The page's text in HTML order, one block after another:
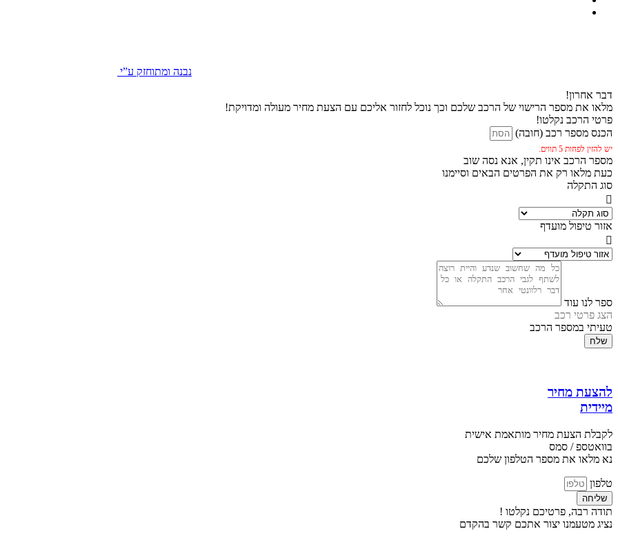
נבנה ומתוחזק ע”י
דבר אחרון!
מלאו את מספר הרישוי של הרכב שלכם וכך נוכל לחזור אליכם עם הצעת מחיר מעולה ומדויקת!
פרטי הרכב נקלטו!
הכנס מספר רכב (חובה)
יש להזין לפחות 5 תווים.
מספר הרכב אינו תקין, אנא נסה שוב
כעת מלאו רק את הפרטים הבאים וסיימנו
סוג התקלה
אזור טיפול מועדף
ספר לנו עוד
הצג פרטי רכב
טעיתי במספר הרכב
שלח
להצעת מחיר
מיידית
לקבלת הצעת מחיר מותאמת אישית
בוואטספ / סמס
נא מלאו את מספר הטלפון שלכם
טלפון
שליחה
תודה רבה, פרטיכם נקלטו !
נציג מטעמנו יצור אתכם קשר בהקדם